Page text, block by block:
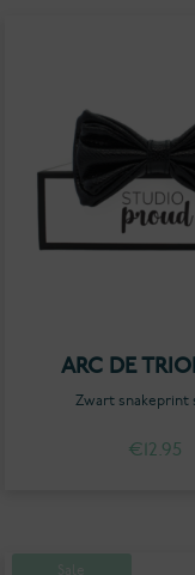
ARC DE
Zwart snakeprint
€12.95